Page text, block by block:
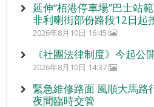
延伸“栢港停車場”巴士
非利喇街部份路段12日起
2026年8月10日 16:45
《社團法律制度》今起公
2026年8月10日 14:37
緊急維修路面 風順大馬路
夜間臨時交管